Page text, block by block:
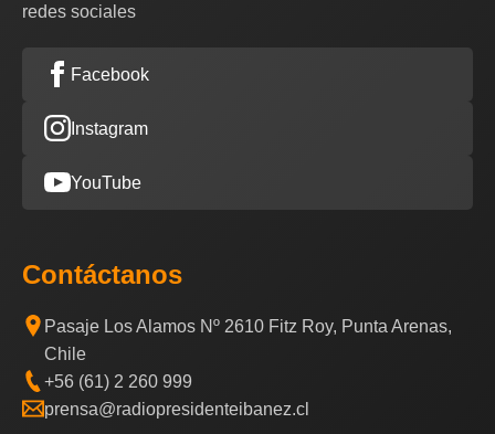
redes sociales
Facebook
Instagram
YouTube
Contáctanos
Pasaje Los Alamos Nº 2610 Fitz Roy, Punta Arenas,
Chile
+56 (61) 2 260 999
prensa@radiopresidenteibanez.cl